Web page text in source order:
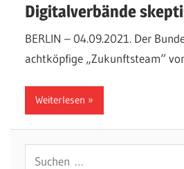
Digitalverbände
BERLIN – 04.09.2021. Der
achtköpfige „Zukunftsteam“
Weiterlesen